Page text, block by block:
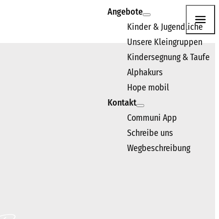
Wir freuen uns darauf, dich kennenzulernen.
Angebote
Kinder & Jugendliche
Unsere Kleingruppen
Kindersegnung & Taufe
Alphakurs
Hope mobil
Kontakt
Communi App
Schreibe uns
Wegbeschreibung